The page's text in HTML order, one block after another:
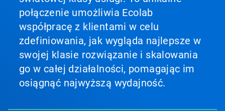
połączenie umożliwia Ecolab
współpracę z klientami w celu
zdefiniowania, jak wygląda najlepsze w
swojej klasie rozwiązanie i skalowania
go w całej działalności, pomagając im
osiągnąć najwyższą wydajność.